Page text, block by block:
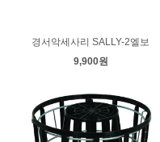
경서악세사리 SALLY-2엘보
9,900원